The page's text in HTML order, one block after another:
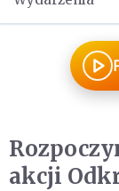
akcji